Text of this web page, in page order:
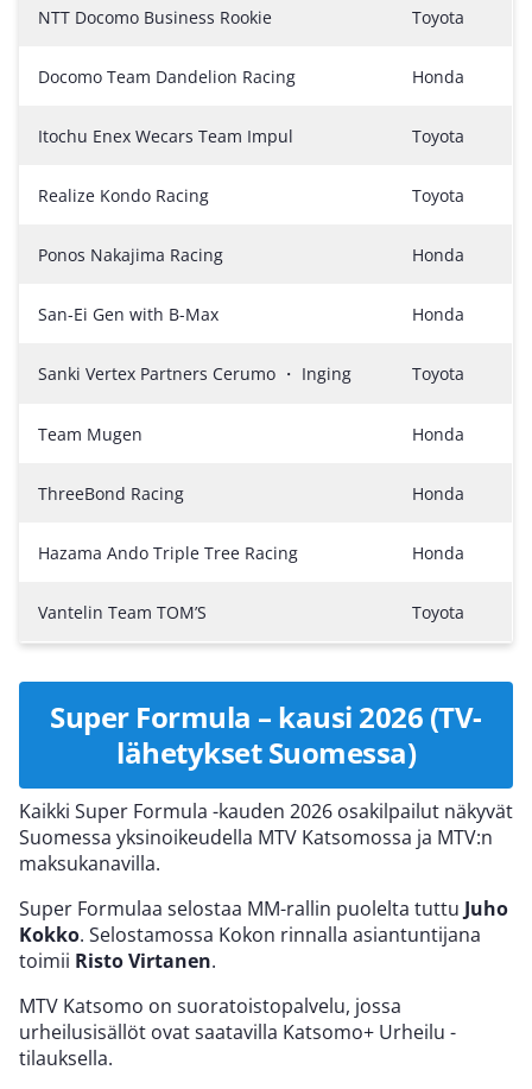
NTT Docomo Business Rookie Toyota
Docomo Team Dandelion Racing Honda
Itochu Enex Wecars Team Impul Toyota
Realize Kondo Racing Toyota
Ponos Nakajima Racing Honda
San-Ei Gen with B-Max Honda
Sanki Vertex Partners Cerumo ・ Inging Toyota
Team Mugen Honda
ThreeBond Racing Honda
Hazama Ando Triple Tree Racing Honda
Vantelin Team TOM’S Toyota
Super Formula – kausi 2026 (TV-
lähetykset Suomessa)
Kaikki Super Formula -kauden 2026 osakilpailut näkyvät
Suomessa yksinoikeudella MTV Katsomossa ja MTV:n
maksukanavilla.
Super Formulaa selostaa MM-rallin puolelta tuttu Juho
Kokko. Selostamossa Kokon rinnalla asiantuntijana
toimii Risto Virtanen.
MTV Katsomo on suoratoistopalvelu, jossa
urheilusisällöt ovat saatavilla Katsomo+ Urheilu -
tilauksella.